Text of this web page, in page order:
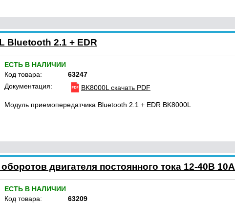
Bluetooth 2.1 + EDR
ЕСТЬ В НАЛИЧИИ
Код товара:
63247
Документация:
BK8000L скачать PDF
Модуль приемопередатчика Bluetooth 2.1 + EDR BK8000L
двигателя постоянного тока 12-40В 10А
ЕСТЬ В НАЛИЧИИ
Код товара:
63209